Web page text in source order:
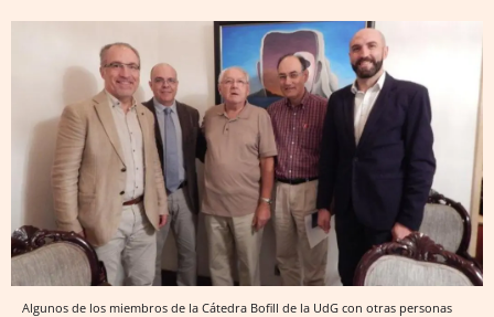
Algunos de los miembros de la Cátedra Bofill de la UdG con otras personas